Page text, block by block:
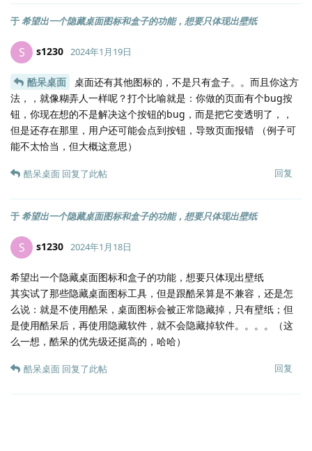
于希望出一个隐藏桌面图标和盒子的功能，想要只体现出壁纸
S s1230 2024年1月19日
酷呆桌面
桌面还有其他图标的，不是只有盒子。。而且你这方
法，，就像糊弄人一样呢？打个比喻就是：你做的页面有个bug按
钮，你现在想的不是解决这个按钮的bug，而是把它变透明了，，
但是还存在那里，用户还可能会点到按钮，导致页面报错 （例子可
能不太恰当，但大概这意思）
回复
酷呆桌面 回复了此帖
于希望出一个隐藏桌面图标和盒子的功能，想要只体现出壁纸
S s1230 2024年1月18日
希望出一个隐藏桌面图标和盒子的功能，想要只体现出壁纸
其实试了那些隐藏桌面图标工具，但是跟酷呆算是不兼容，还是怎
么说：就是不使用酷呆，桌面图标会被正常隐藏掉，只有壁纸；但
是使用酷呆后，再使用隐藏软件，就不会隐藏掉软件。。。。（这
么一想，酷呆的优先级还挺高的，哈哈）
回复
酷呆桌面 回复了此帖